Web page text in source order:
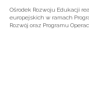
Ośrodek Rozwoju Edukacji
europejskich w ramach
Rozwój oraz Programu